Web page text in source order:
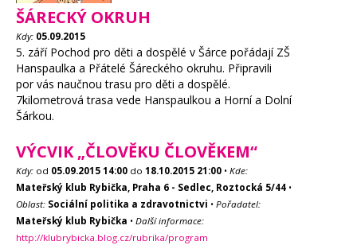
ŠÁRECKÝ OKRUH
Kdy: 05.09.2015
5. září Pochod pro děti a dospělé v Šárce pořádají ZŠ
Hanspaulka a Přátelé Šáreckého okruhu. Připravili
por vás naučnou trasu pro děti a dospělé.
7kilometrová trasa vede Hanspaulkou a Horní a Dolní
Šárkou.
VÝCVIK „ČLOVĚKU ČLOVĚKEM“
Kdy: od 05.09.2015 14:00 do 18.10.2015 21:00 • Kde:
Mateřský klub Rybička, Praha 6 - Sedlec, Roztocká 5/44 •
Oblast: Sociální politika a zdravotnictvi • Pořadatel:
Mateřský klub Rybička • Další informace:
http://klubrybicka.blog.cz/rubrika/program